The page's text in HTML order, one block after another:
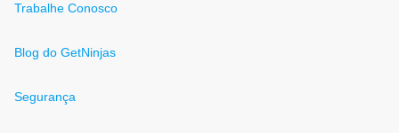
Trabalhe Conosco
Blog do GetNinjas
Segurança